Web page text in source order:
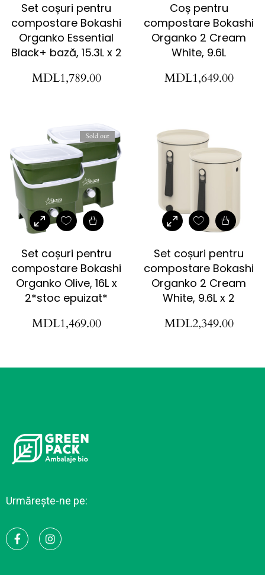
Set coșuri pentru
compostare Bokashi
Organko Essential
Black+ bază, 15.3L x 2
MDL1,789.00
Coș pentru
compostare Bokashi
Organko 2 Cream
White, 9.6L
MDL1,649.00
Sold out
Set coșuri pentru
compostare Bokashi
Organko Olive, 16L x
2*stoc epuizat*
MDL1,469.00
Set coșuri pentru
compostare Bokashi
Organko 2 Cream
White, 9.6L x 2
MDL2,349.00
Urmărește-ne pe: